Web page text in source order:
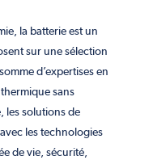
la batterie est un
sur une sélection
d’expertises en
sans
les solutions de
les technologies
de vie, sécurité,